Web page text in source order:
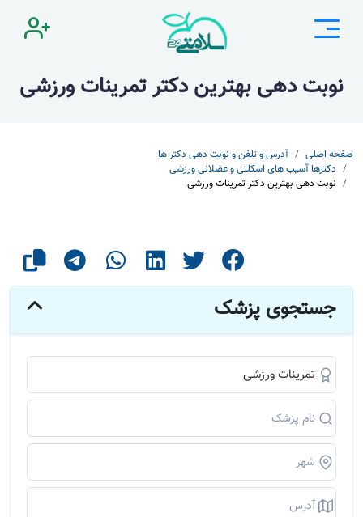
نوبت دهی بهترین دکتر تمرینات ورزشی
صفحه اصلی
آدرس و تلفن و نوبت دهی دکتر ها
دکترها آسیب های اسکلتی و عضلانی ورزشی
نوبت دهی بهترین دکتر تمرینات ورزشی
جستجوی پزشک